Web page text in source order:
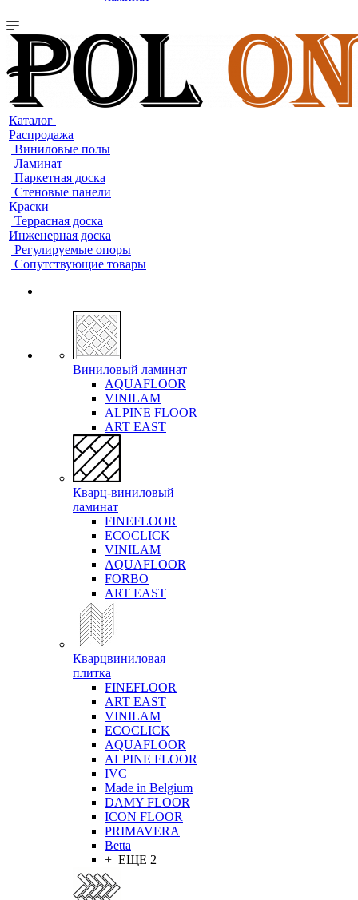
Каталог
Распродажа
Виниловые полы
Ламинат
Паркетная доска
Стеновые панели
Краски
Террасная доска
Инженерная доска
Регулируемые опоры
Сопутствующие товары
Виниловый ламинат
AQUAFLOOR
VINILAM
ALPINE FLOOR
ART EAST
Кварц-виниловый
ламинат
FINEFLOOR
ECOCLICK
VINILAM
AQUAFLOOR
FORBO
ART EAST
Кварцвиниловая
плитка
FINEFLOOR
ART EAST
VINILAM
ECOCLICK
AQUAFLOOR
ALPINE FLOOR
IVC
Made in Belgium
DAMY FLOOR
ICON FLOOR
PRIMAVERA
Betta
+ ЕЩЕ 2